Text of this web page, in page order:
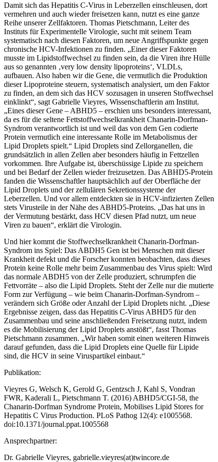
Damit sich das Hepatitis C-Virus in Leberzellen einschleusen, dort
vermehren und auch wieder freisetzen kann, nutzt es eine ganze
Reihe unserer Zellfaktoren. Thomas Pietschmann, Leiter des
Instituts für Experimentelle Virologie, sucht mit seinem Team
systematisch nach diesen Faktoren, um neue Angriffspunkte gegen
chronische HCV-Infektionen zu finden. „Einer dieser Faktoren
musste im Lipidstoffwechsel zu finden sein, da die Viren ihre Hülle
aus so genannten ‚very low density lipoproteins‘, VLDLs,
aufbauen. Also haben wir die Gene, die vermutlich die Produktion
dieser Lipoproteine steuern, systematisch analysiert, um den Faktor
zu finden, an dem sich das HCV sozusagen in unseren Stoffwechsel
einklinkt“, sagt Gabrielle Vieyres, Wissenschaftlerin am Institut.
„Eines dieser Gene – ABHD5 – erschien uns besonders interessant,
da es für die seltene Fettstoffwechselkrankheit Chanarin-Dorfman-
Syndrom verantwortlich ist und weil das von dem Gen codierte
Protein vermutlich eine interessante Rolle im Metabolismus der
Lipid Droplets spielt.“ Lipid Droplets sind Zellorganellen, die
grundsätzlich in allen Zellen aber besonders häufig in Fettzellen
vorkommen. Ihre Aufgabe ist, überschüssige Lipide zu speichern
und bei Bedarf der Zellen wieder freizusetzen. Das ABHD5-Protein
fanden die Wissenschaftler hauptsächlich auf der Oberfläche der
Lipid Droplets und der zellulären Sekretionssysteme der
Leberzellen. Und vor allem entdeckten sie in HCV-infizierten Zellen
stets Virusteile in der Nähe des ABHD5-Proteins. „Das hat uns in
der Vermutung bestärkt, dass HCV diesen Pfad nutzt, um neue
Viren zu bauen“, erklärt die Virologin.
Und hier kommt die Stoffwechselkrankheit Chanarin-Dorfman-
Syndrom ins Spiel: Das ABDH5 Gen ist bei Menschen mit dieser
Krankheit defekt und die Forscher konnten beobachten, dass dieses
Protein keine Rolle mehr beim Zusammenbau des Virus spielt: Wird
das normale ABDH5 von der Zelle produziert, schrumpfen die
Fettvorräte – also die Lipid Droplets. Steht der Zelle nur die mutierte
Form zur Verfügung – wie beim Chanarin-Dorfman-Syndrom –
verändern sich Größe oder Anzahl der Lipid Droplets nicht. „Diese
Ergebnisse zeigen, dass das Hepatitis C-Virus ABHD5 für den
Zusammenbau und seine anschließenden Freisetzung nutzt, indem
es die Mobilisierung der Lipid Droplets anstößt“, fasst Thomas
Pietschmann zusammen. „Wir haben somit einen weiteren Hinweis
darauf gefunden, dass die Lipid Droplets eine Quelle für Lipide
sind, die HCV in seine Viruspartikel einbaut.“
Publikation:
Vieyres G, Welsch K, Gerold G, Gentzsch J, Kahl S, Vondran
FWR, Kaderali L, Pietschmann T. (2016) ABHD5/CGI-58, the
Chanarin-Dorfman Syndrome Protein, Mobilises Lipid Stores for
Hepatitis C Virus Production. PLoS Pathog 12(4): e1005568.
doi:10.1371/journal.ppat.1005568
Ansprechpartner:
Dr. Gabrielle Vieyres, gabrielle.vieyres(at)twincore.de